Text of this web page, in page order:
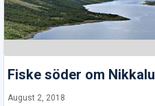
Fiske söder om
August 2, 2018